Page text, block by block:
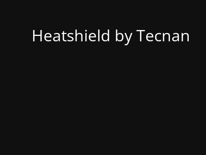
Heatshield by Tecnan